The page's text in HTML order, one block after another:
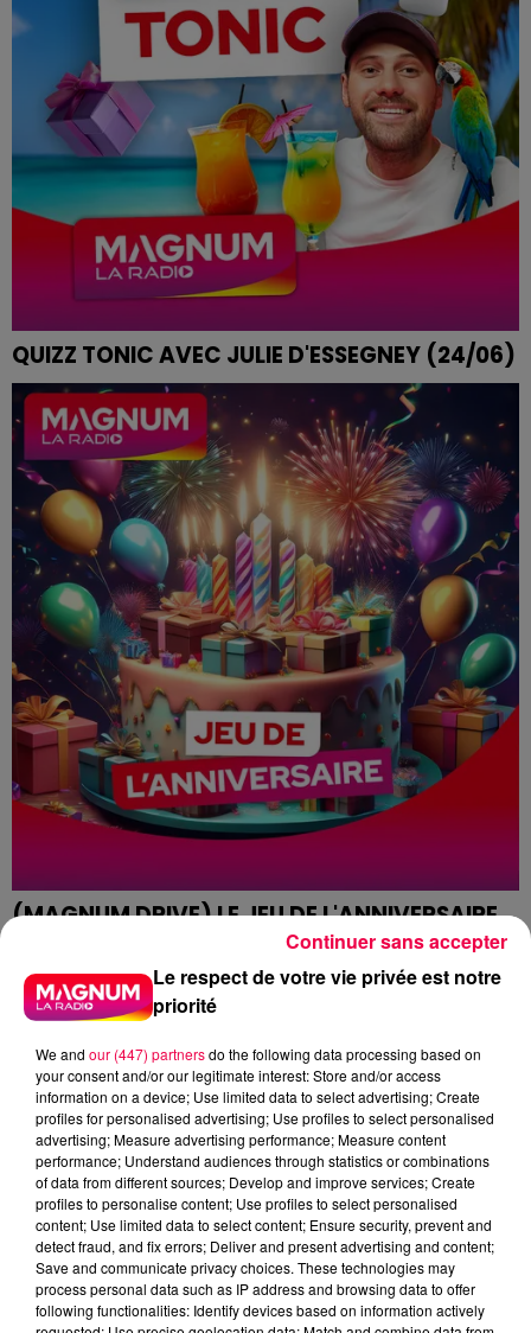
QUIZZ TONIC AVEC JULIE D'ESSEGNEY (24/06)
QUIZZ TONIC avec Julie d'Essegney (24/06)
(MAGNUM DRIVE) LE JEU DE L'ANNIVERSAIRE
(MAGNUM DRIVE) Le jeu de l'anniversaire du Mercredi
24 Juin
Le respect de votre vie privée est notre
priorité
We and our (447) partnersdo the following data processing based on
your consent and/or our legitimate interest: Store and/or access
information on a device; Use limited data to select advertising; Create
profiles for personalised advertising; Use profiles to select personalised
advertising; Measure advertising performance; Measure content
performance; Understand audiences through statistics or combinations
of data from different sources; Develop and improve services; Create
profiles to personalise content; Use profiles to select personalised
content; Use limited data to select content; Ensure security, prevent and
detect fraud, and fix errors; Deliver and present advertising and content;
Save and communicate privacy choices. These technologies may
process personal data such as IP address and browsing data to offer
following functionalities: Identify devices based on information actively
Continuer sans accepter